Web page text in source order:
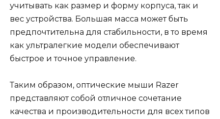
учитывать как размер и форму корпуса, так и
вес устройства. Большая масса может быть
предпочтительна для стабильности, в то время
как ультралегкие модели обеспечивают
быстрое и точное управление.
Таким образом, оптические мыши Razer
представляют собой отличное сочетание
качества и производительности для всех типов